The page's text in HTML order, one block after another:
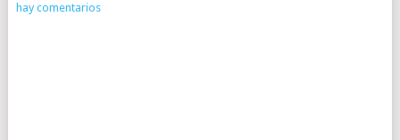
hay comentarios